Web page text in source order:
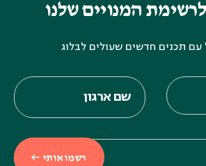
המנויים שלנו
עם תכנים חדשים שעולים לבלוג
רשמו אותי